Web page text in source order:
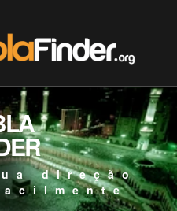
direção